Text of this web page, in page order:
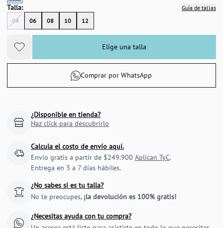
Talla:
Guía de tallas
04
06 08 10 12
Elige una talla
Comprar por WhatsApp
¿Disponible en tienda?
Haz click para descubrirlo
Calcula el costo de envío aquí.
Envío gratis a partir de $249.900 Aplican TyC.
Entrega en 3 a 7 días hábiles.
¿No sabes si es tu talla?
No te preocupes, ¡la devolución es 100% gratis!
¿Necesitas ayuda con tu compra?